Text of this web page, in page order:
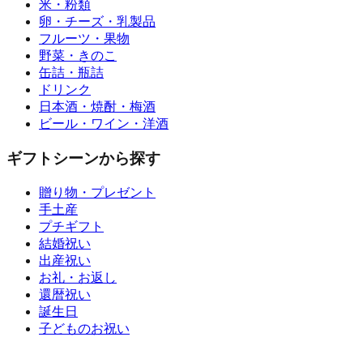
米・粉類
卵・チーズ・乳製品
フルーツ・果物
野菜・きのこ
缶詰・瓶詰
ドリンク
日本酒・焼酎・梅酒
ビール・ワイン・洋酒
ギフトシーンから探す
贈り物・プレゼント
手土産
プチギフト
結婚祝い
出産祝い
お礼・お返し
還暦祝い
誕生日
子どものお祝い